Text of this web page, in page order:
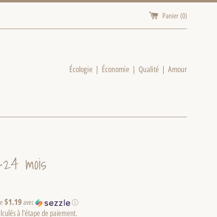
Panier (0)
Écologie | Économie | Qualité | Amour
mois
$1.19avec ⓘ
à l'étape de paiement.